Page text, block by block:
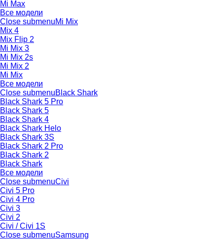
Mi Max
Все модели
Close submenuMi Mix
Mix 4
Mix Flip 2
Mi Mix 3
Mi Mix 2s
Mi Mix 2
Mi Mix
Все модели
Close submenuBlack Shark
Black Shark 5 Pro
Black Shark 5
Black Shark 4
Black Shark Helo
Black Shark 3S
Black Shark 2 Pro
Black Shark 2
Black Shark
Все модели
Close submenuCivi
Civi 5 Pro
Civi 4 Pro
Civi 3
Civi 2
Civi / Civi 1S
Close submenuSamsung